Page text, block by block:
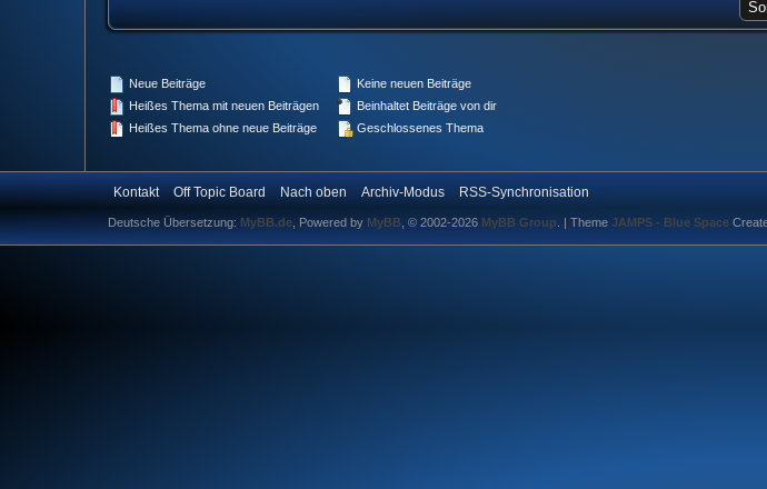
Neue Beiträge
Heißes Thema mit neuen Beiträgen
Heißes Thema ohne neue Beiträge
Keine neuen Beiträge
Beinhaltet Beiträge von dir
Geschlossenes Thema
Kontakt Off Topic Board Nach oben Archiv-Modus RSS-Synchronisation
Deutsche Übersetzung: MyBB.de , Powered by MyBB , © 2002-2026 MyBB Group | Theme JAMPS - Blue Space